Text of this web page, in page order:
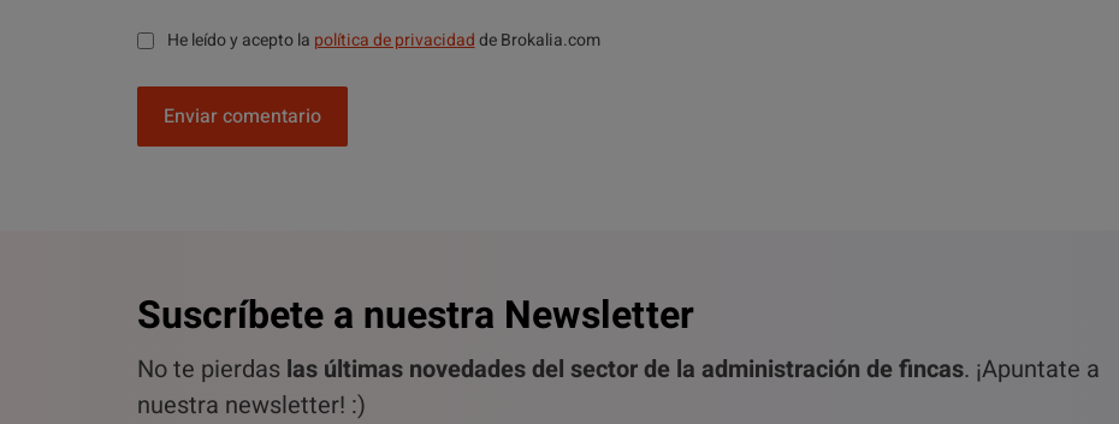
He leído y acepto la política de privacidadde Brokalia.com
Enviar comentario
Suscríbete a nuestra Newsletter
No te pierdas las últimas novedades del sector de la administración de fincas. ¡Apuntate a
nuestra newsletter! :)